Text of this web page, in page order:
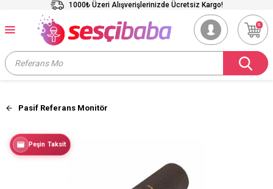
1000₺ Üzeri Alışverişlerinizde Ücretsiz Kargo!
0
Pasif Referans Monitör
Peşin Taksit